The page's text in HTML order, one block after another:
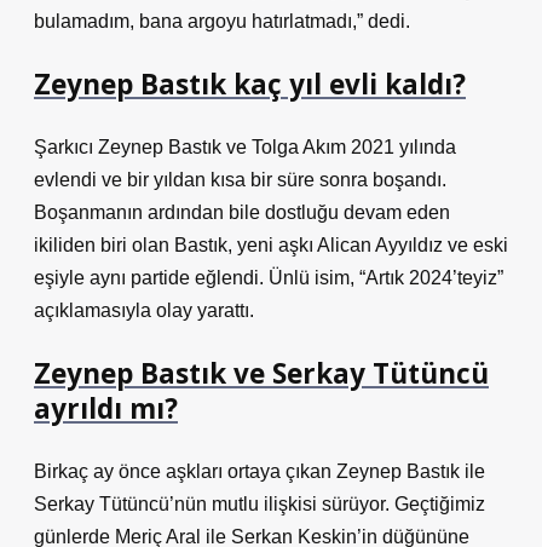
bulamadım, bana argoyu hatırlatmadı,” dedi.
Zeynep Bastık kaç yıl evli kaldı?
Şarkıcı Zeynep Bastık ve Tolga Akım 2021 yılında
evlendi ve bir yıldan kısa bir süre sonra boşandı.
Boşanmanın ardından bile dostluğu devam eden
ikiliden biri olan Bastık, yeni aşkı Alican Ayyıldız ve eski
eşiyle aynı partide eğlendi. Ünlü isim, “Artık 2024’teyiz”
açıklamasıyla olay yarattı.
Zeynep Bastık ve Serkay Tütüncü
ayrıldı mı?
Birkaç ay önce aşkları ortaya çıkan Zeynep Bastık ile
Serkay Tütüncü’nün mutlu ilişkisi sürüyor. Geçtiğimiz
günlerde Meriç Aral ile Serkan Keskin’in düğününe